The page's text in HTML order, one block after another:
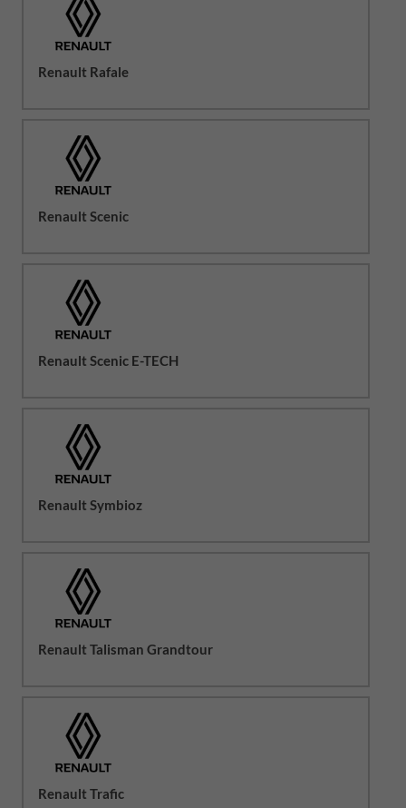
Renault Rafale
Renault Scenic
Renault Scenic E-TECH
Renault Symbioz
Renault Talisman Grandtour
Renault Trafic